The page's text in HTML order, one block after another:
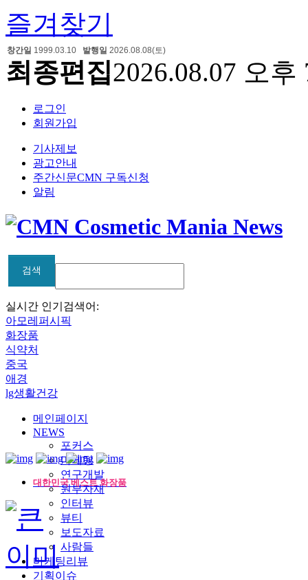
즐겨찾기
최종편집2026.08.07 오후
로그인
회원가입
기사제보
광고안내
주간신문CMN 구독신청
알림
창간일 1999.03.10 발행일 2026.08.08(토)
검색
검색
실시간 인기검색어:
아모레퍼시픽
화장품
식약처
중국
애경
lg생활건강
메인페이지
NEWS
포커스
마케팅
연구개발
원부자재
인터뷰
뷰티
보도자료
사람들
마케팅리뷰
기획이슈
대한민국 베스트 화장품